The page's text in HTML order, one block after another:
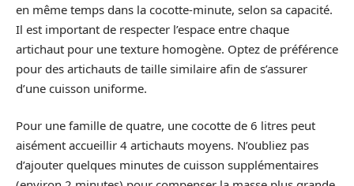
en même temps dans la cocotte-minute, selon sa capacité.
Il est important de respecter l’espace entre chaque
artichaut pour une texture homogène. Optez de préférence
pour des artichauts de taille similaire afin de s’assurer
d’une cuisson uniforme.
Pour une famille de quatre, une cocotte de 6 litres peut
aisément accueillir 4 artichauts moyens. N’oubliez pas
d’ajouter quelques minutes de cuisson supplémentaires